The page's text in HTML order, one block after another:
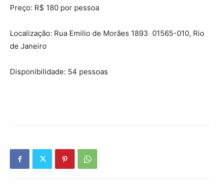
Preço: R$ 180 por pessoa
Localização: Rua Emilio de Morães 1893 01565-010, Rio
de Janeiro
Disponibilidade: 54 pessoas